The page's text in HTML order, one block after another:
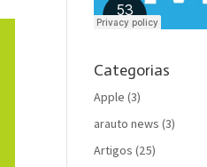
Categorias
Apple (3)
arauto news (3)
Artigos (25)